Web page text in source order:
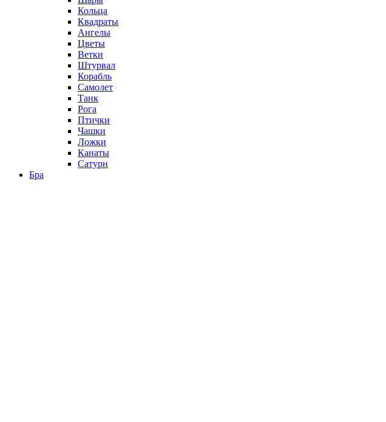
Кольца
Квадраты
Ангелы
Цветы
Ветки
Штурвал
Корабль
Самолет
Танк
Рога
Птички
Чашки
Ложки
Канаты
Сатурн
Бра